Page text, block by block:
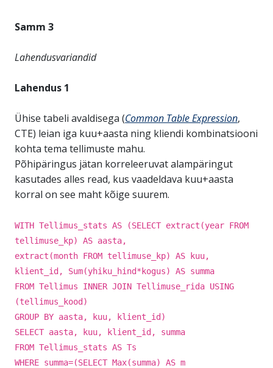
Samm 3
Lahendusvariandid
Lahendus 1
Ühise tabeli avaldisega (Common Table Expression,
CTE) leian iga kuu+aasta ning kliendi kombinatsiooni
kohta tema tellimuste mahu.
Põhipäringus jätan korreleeruvat alampäringut
kasutades alles read, kus vaadeldava kuu+aasta
korral on see maht kõige suurem.
WITH Tellimus_stats AS (SELECT extract(year FROM
tellimuse_kp) AS aasta,
extract(month FROM tellimuse_kp) AS kuu,
klient_id, Sum(yhiku_hind*kogus) AS summa
FROM Tellimus INNER JOIN Tellimuse_rida USING
(tellimus_kood)
GROUP BY aasta, kuu, klient_id)
SELECT aasta, kuu, klient_id, summa
FROM Tellimus_stats AS Ts
WHERE summa=(SELECT Max(summa) AS m